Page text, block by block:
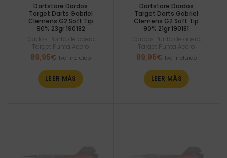
Dartstore Dardos
Target Darts Gabriel
Clemens G2 Soft Tip
90% 23gr 190182
Dardos Punta de acero
Target Punta Acero
89,95€ Iva incluido
LEER MÁS
Dartstore Dardos
Target Darts Gabriel
Clemens G2 Soft Tip
90% 21gr 190181
Dardos Punta de acero
Target Punta Acero
89,95€ Iva incluido
LEER MÁS